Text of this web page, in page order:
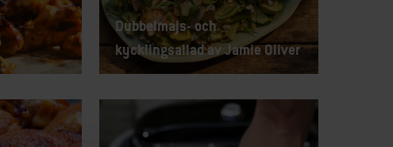
Dubbelmajs- och
kycklingsallad av Jamie Oliver